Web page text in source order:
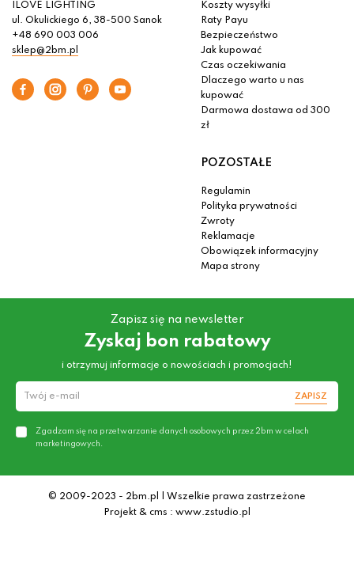
ILOVE LIGHTING
ul. Okulickiego 6, 38-500 Sanok
+48 690 003 006
sklep@2bm.pl
Koszty wysyłki
Raty Payu
Bezpieczeństwo
Jak kupować
Czas oczekiwania
Dlaczego warto u nas
kupować
Darmowa dostawa od 300
zł
POZOSTAŁE
Regulamin
Polityka prywatności
Zwroty
Reklamacje
Obowiązek informacyjny
Mapa strony
Zapisz się na newsletter
Zyskaj bon rabatowy
i otrzymuj informacje o nowościach i promocjach!
ZAPISZ
Zgadzam się na przetwarzanie danych osobowych przez 2bm w celach
marketingowych.
© 2009-2023 - 2bm.pl | Wszelkie prawa zastrzeżone
Projekt & cms : www.zstudio.pl